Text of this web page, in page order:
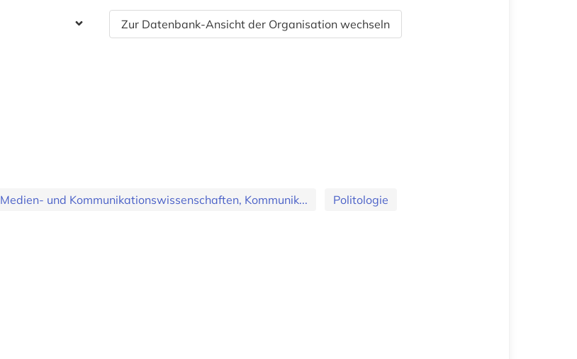
Zur Datenbank-Ansicht der Organisation wechseln
Medien- und Kommunikationswissenschaften, Kommunik...
Politologie